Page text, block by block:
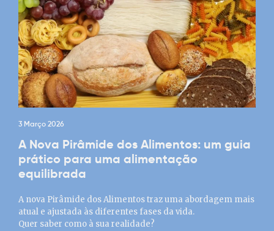
3 Março 2026
A Nova Pirâmide dos Alimentos: um guia
prático para uma alimentação
equilibrada
A nova Pirâmide dos Alimentos traz uma abordagem mais
atual e ajustada às diferentes fases da vida.
Quer saber como à sua realidade?